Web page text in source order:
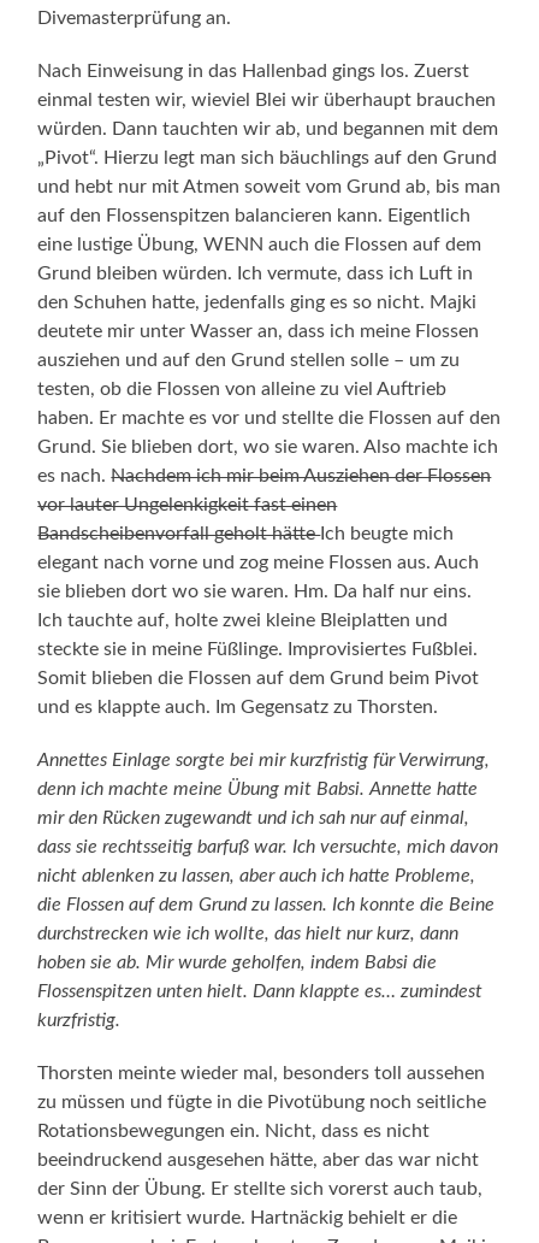
Divemasterprüfung an.
Nach Einweisung in das Hallenbad gings los. Zuerst
einmal testen wir, wieviel Blei wir überhaupt brauchen
würden. Dann tauchten wir ab, und begannen mit dem
„Pivot“. Hierzu legt man sich bäuchlings auf den Grund
und hebt nur mit Atmen soweit vom Grund ab, bis man
auf den Flossenspitzen balancieren kann. Eigentlich
eine lustige Übung, WENN auch die Flossen auf dem
Grund bleiben würden. Ich vermute, dass ich Luft in
den Schuhen hatte, jedenfalls ging es so nicht. Majki
deutete mir unter Wasser an, dass ich meine Flossen
ausziehen und auf den Grund stellen solle – um zu
testen, ob die Flossen von alleine zu viel Auftrieb
haben. Er machte es vor und stellte die Flossen auf den
Grund. Sie blieben dort, wo sie waren. Also machte ich
es nach.Nachdem ich mir beim Ausziehen der Flossen
vor lauter Ungelenkigkeit fast einen
Bandscheibenvorfall geholt hätteIch beugte mich
elegant nach vorne und zog meine Flossen aus. Auch
sie blieben dort wo sie waren. Hm. Da half nur eins.
Ich tauchte auf, holte zwei kleine Bleiplatten und
steckte sie in meine Füßlinge. Improvisiertes Fußblei.
Somit blieben die Flossen auf dem Grund beim Pivot
und es klappte auch. Im Gegensatz zu Thorsten.
Annettes Einlage sorgte bei mir kurzfristig für Verwirrung,
denn ich machte meine Übung mit Babsi. Annette hatte
mir den Rücken zugewandt und ich sah nur auf einmal,
dass sie rechtsseitig barfuß war. Ich versuchte, mich davon
nicht ablenken zu lassen, aber auch ich hatte Probleme,
die Flossen auf dem Grund zu lassen. Ich konnte die Beine
durchstrecken wie ich wollte, das hielt nur kurz, dann
hoben sie ab. Mir wurde geholfen, indem Babsi die
Flossenspitzen unten hielt. Dann klappte es… zumindest
kurzfristig.
Thorsten meinte wieder mal, besonders toll aussehen
zu müssen und fügte in die Pivotübung noch seitliche
Rotationsbewegungen ein. Nicht, dass es nicht
beeindruckend ausgesehen hätte, aber das war nicht
der Sinn der Übung. Er stellte sich vorerst auch taub,
wenn er kritisiert wurde. Hartnäckig behielt er die